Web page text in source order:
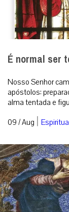
É normal ser
Nosso Senhor
apóstolos:
alma tentada e
09 / Aug |